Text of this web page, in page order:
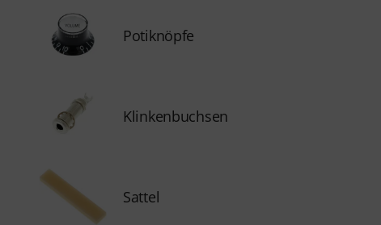
Potiknöpfe
Klinkenbuchsen
Sattel